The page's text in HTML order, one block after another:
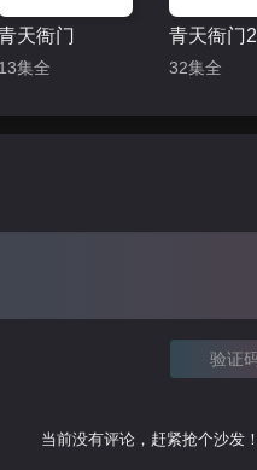
天衙门
13集全
青天衙门2
32集全
当前没有评论，赶紧抢个沙发！